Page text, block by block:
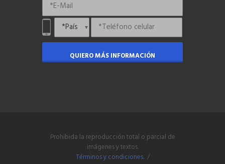
QUIERO MÁS INFORMACIÓN
Prohibida la reproducción total o parcial de
imágenes y textos.
Términos y condiciones. /